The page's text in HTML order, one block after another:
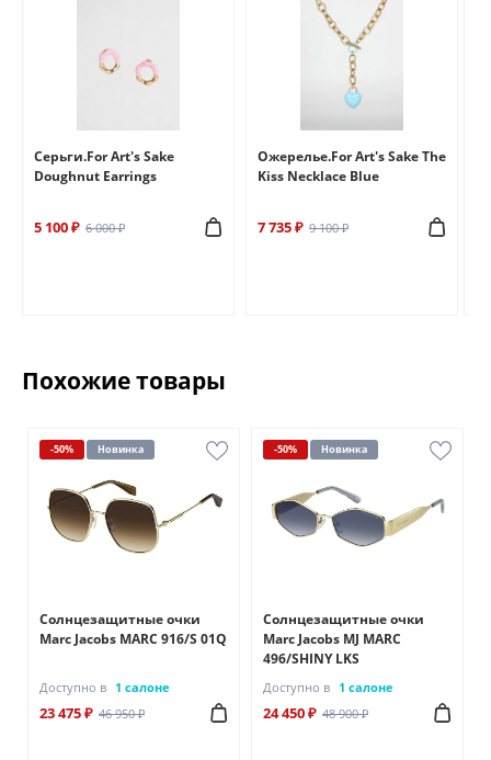
Серьги.For Art's Sake
Doughnut Earrings
5 100 ₽ 6 000 ₽
Ожерелье.For Art's Sake The
Kiss Necklace Blue
7 735 ₽ 9 100 ₽
Похожие товары
-50% Новинка
Солнцезащитные очки
Marc Jacobs MARC 916/S 01Q
Доступно в 1 салоне
23 475 ₽ 46 950 ₽
-50% Новинка
Солнцезащитные очки
Marc Jacobs MJ MARC
496/SHINY LKS
Доступно в 1 салоне
24 450 ₽ 48 900 ₽